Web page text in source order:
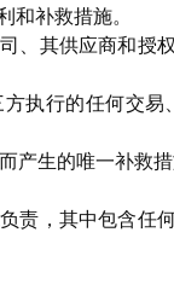
和补救措施。
、其供应商和授
执行的任何交
产生的唯一补救
责，其中包含任